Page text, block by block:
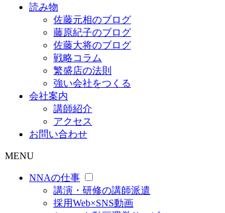
読み物
佐藤元相のブログ
藤原紀子のブログ
佐藤大将のブログ
戦略コラム
繁盛店の法則
強い会社をつくる
会社案内
講師紹介
アクセス
お問い合わせ
MENU
NNAの仕事
講演・研修の講師派遣
採用Web×SNS動画